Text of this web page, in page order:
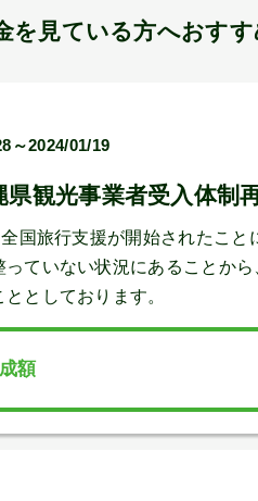
を見ている方へおすす
～2024/01/19
県観光事業者受入体制
国旅行支援が開始されたこ
ていない状況にあることか
としております。
額